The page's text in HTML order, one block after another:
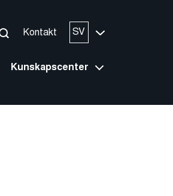
Kontakt SV
Kunskapscenter